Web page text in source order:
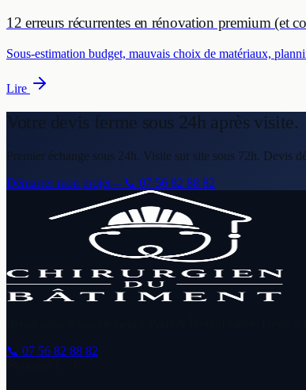
12 erreurs récurrentes en rénovation premium (et
Sous-estimation budget, mauvais choix de matériaux,
Lire
Votre devis ferme sous 24h après visite.
Premier échange sous 24h. Visite sur site sous 72h. Devis
Démarrer mon projet→ 📞 07 56 82 88 82
📞 07 56 82 88 82